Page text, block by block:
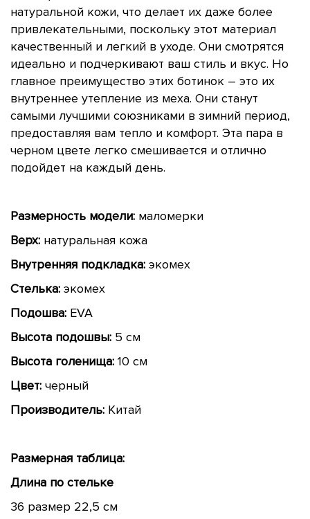
натуральной кожи, что делает их даже более
привлекательными, поскольку этот материал
качественный и легкий в уходе. Они смотрятся
идеально и подчеркивают ваш стиль и вкус. Но
главное преимущество этих ботинок – это их
внутреннее утепление из меха. Они станут
самыми лучшими союзниками в зимний период,
предоставляя вам тепло и комфорт. Эта пара в
черном цвете легко смешивается и отлично
подойдет на каждый день.
Размерность модели: маломерки
Верх: натуральная кожа
Внутренняя подкладка: экомех
Стелька: экомех
Подошва: EVA
Высота подошвы: 5 см
Высота голенища: 10 см
Цвет: черный
Производитель: Китай
Размерная таблица:
Длина по стельке
36 размер 22,5 см